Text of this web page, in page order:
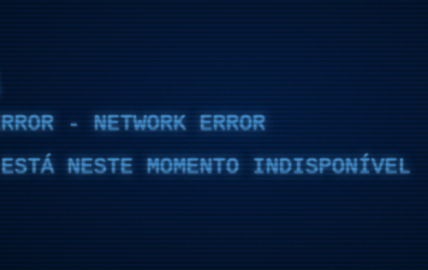
- NETWORK ERROR
NESTE MOMENTO INDISPONÍVEL